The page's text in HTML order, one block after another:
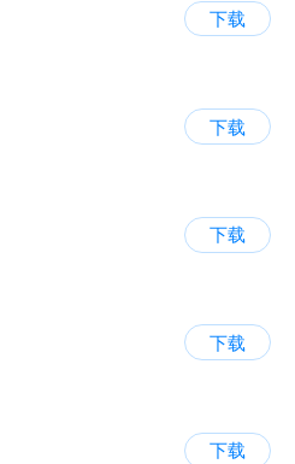
下载
下载
下载
下载
下载